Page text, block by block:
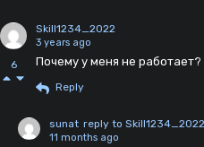
6
Skill1234_2022
3 years ago
Почему у меня не работает?
Reply
sunat reply to Skill1234_2022
11 months ago